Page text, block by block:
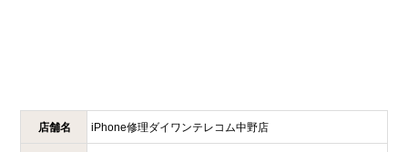
店舗名 iPhone修理ダイワンテレコム中野店